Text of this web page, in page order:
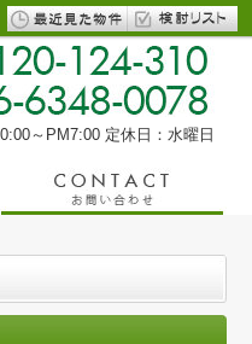
～PM7:00 定休日：水曜日